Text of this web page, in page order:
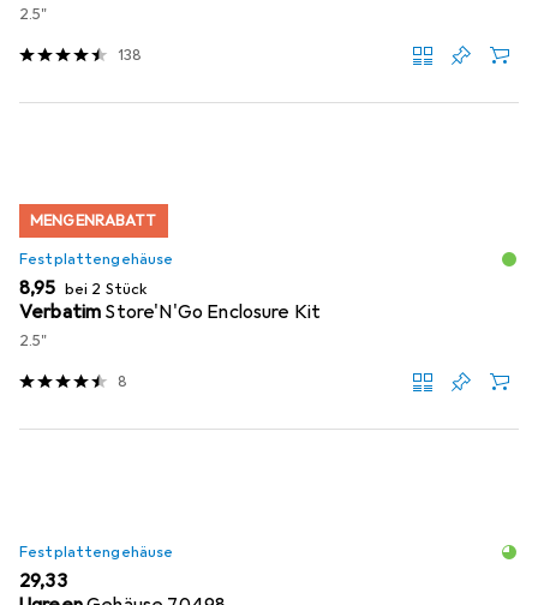
2.5"
138
MENGENRABATT
Festplattengehäuse
EUR
8,95 bei 2 Stück
Verbatim Store'N'Go Enclosure Kit
2.5"
8
Festplattengehäuse
EUR
29,33